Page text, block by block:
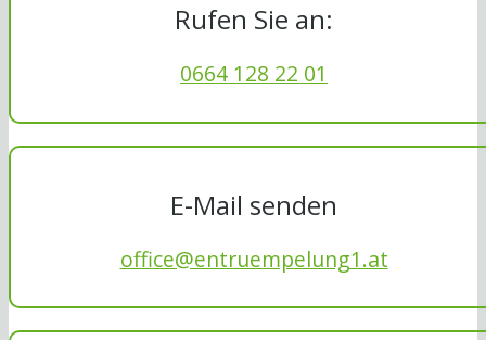
Rufen Sie an:
0664 128 22 01
E-Mail senden
office@entruempelung1.at